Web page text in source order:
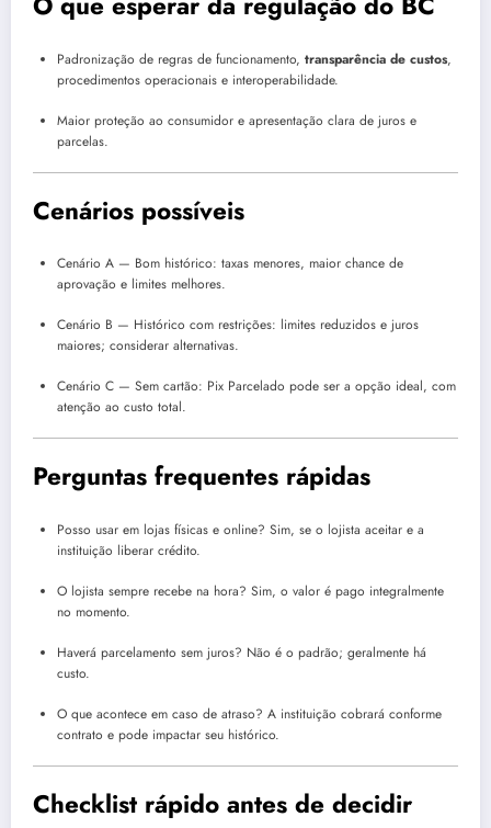
Padronização de regras de funcionamento, transparência de custos,
procedimentos operacionais e interoperabilidade.
Maior proteção ao consumidor e apresentação clara de juros e
parcelas.
Cenários possíveis
Cenário A — Bom histórico: taxas menores, maior chance de
aprovação e limites melhores.
Cenário B — Histórico com restrições: limites reduzidos e juros
maiores; considerar alternativas.
Cenário C — Sem cartão: Pix Parcelado pode ser a opção ideal, com
atenção ao custo total.
Perguntas frequentes rápidas
Posso usar em lojas físicas e online? Sim, se o lojista aceitar e a
instituição liberar crédito.
O lojista sempre recebe na hora? Sim, o valor é pago integralmente
no momento.
Haverá parcelamento sem juros? Não é o padrão; geralmente há
custo.
O que acontece em caso de atraso? A instituição cobrará conforme
contrato e pode impactar seu histórico.
Checklist rápido antes de decidir